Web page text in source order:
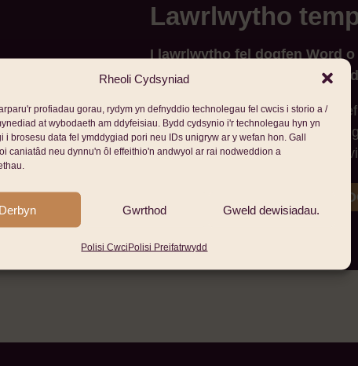
Rheoli Cydsyniad
profiadau gorau, rydym yn defnyddio technolegau fel cwcis i storio a /
at wybodaeth am ddyfeisiau. Bydd cydsynio i'r technolegau hyn yn
i brosesu data fel ymddygiad pori neu IDs unigryw ar y wefan hon. Gall
caniatâd neu dynnu'n ôl effeithio'n andwyol ar rai nodweddion a
Derbyn Gwrthod Gweld dewisiadau.
Polisi CwciPolisi Preifatrwydd
Lawrlwytho
I lawrlwytho fel dogfen Word
Download > Microsoft Word
Os hoffech gael help ar sut i
unrhyw beth arall sy’n
cysylltwch â ni drwy e-bostio
TEMPLED ASESU RISG